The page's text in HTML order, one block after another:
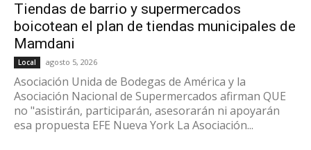
Tiendas de barrio y supermercados
boicotean el plan de tiendas municipales de
Mamdani
Local agosto 5, 2026
Asociación Unida de Bodegas de América y la
Asociación Nacional de Supermercados afirman QUE
no "asistirán, participarán, asesorarán ni apoyarán
esa propuesta EFE Nueva York La Asociación...